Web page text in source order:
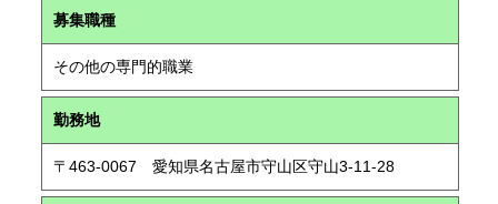
募集職種
その他の専門的職業
勤務地
〒463-0067 愛知県名古屋市守山区守山3-11-28